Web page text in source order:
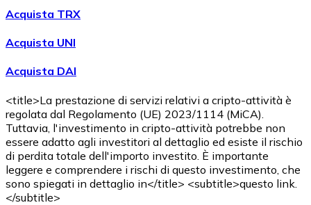
AcquistareShiba Inu
SHIB
AcquistareUniswapcon bonifico bancario
UNI
Acquista TRX
Acquista UNI
Acquista DAI
<title>La prestazione di servizi relativi a cripto-attività è
regolata dal Regolamento (UE) 2023/1114 (MiCA).
Tuttavia, l'investimento in cripto-attività potrebbe non
essere adatto agli investitori al dettaglio ed esiste il rischio
di perdita totale dell'importo investito. È importante
leggere e comprendere i rischi di questo investimento, che
sono spiegati in dettaglio in</title> <subtitle>questo link.
</subtitle>